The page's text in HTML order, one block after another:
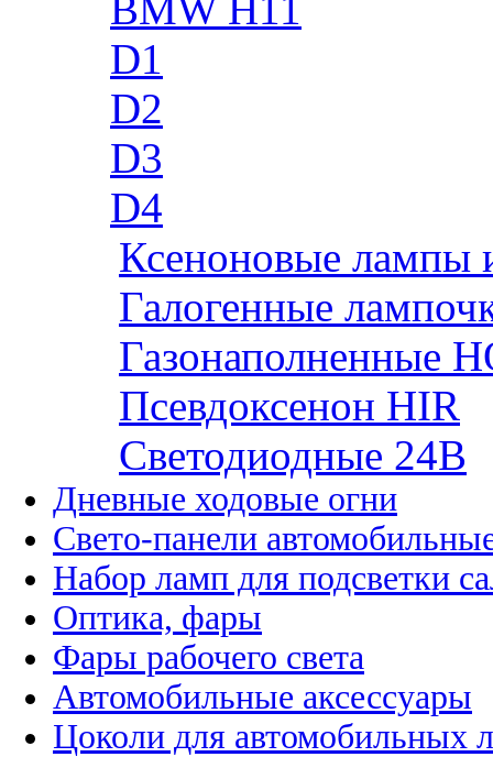
D1
D2
D3
D4
Ксеноновые лампы
Галогенные
Газонаполненные
Псевдоксенон HIR
Cветодиодные 24B
Дневные ходовые огни
Свето-панели
Набор ламп для подсветки
Оптика, фары
Фары рабочего света
Автомобильные аксессуары
Цоколи для автомобильных